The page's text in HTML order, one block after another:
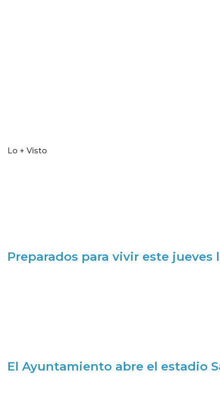
Lo + Visto
Preparados para vivir este jueves
El Ayuntamiento abre el estadio